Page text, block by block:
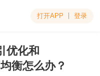
打开APP 登录
优化和
衡怎么办？